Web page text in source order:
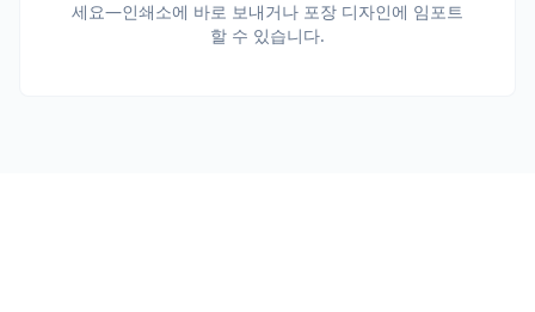
세요—인쇄소에 바로 보내거나 포장 디자인에 임포트
할 수 있습니다.